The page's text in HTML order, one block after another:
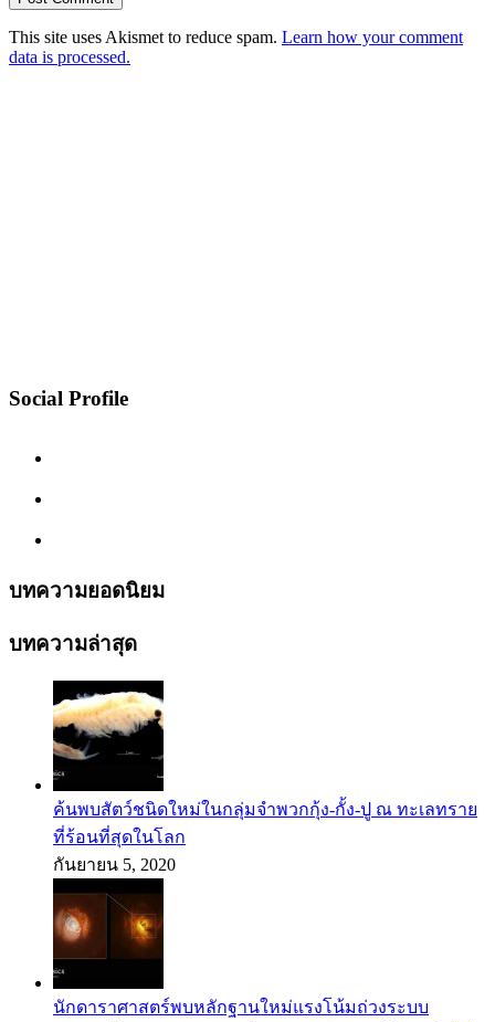
This site uses Akismet to reduce spam. Learn how your comment
data is processed.
Social Profile
บทความยอดนิยม
บทความล่าสุด
ค้นพบสัตว์ชนิดใหม่ในกลุ่มจำพวกกุ้ง-กั้ง-ปู ณ ทะเลทราย
ที่ร้อนที่สุดในโลก
กันยายน 5, 2020
นักดาราศาสตร์พบหลักฐานใหม่แรงโน้มถ่วงระบบ